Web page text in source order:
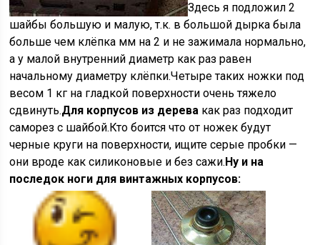
Здесь я подложил 2
шайбы большую и малую, т.к. в большой дырка была
больше чем клёпка мм на 2 и не зажимала нормально,
а у малой внутренний диаметр как раз равен
начальному диаметру клёпки.Четыре таких ножки под
весом 1 кг на гладкой поверхности очень тяжело
сдвинуть.Для корпусов из дерева как раз подходит
саморез с шайбой.Кто боится что от ножек будут
черные круги на поверхности, ищите серые пробки —
они вроде как силиконовые и без сажи.Ну и на
последок ноги для винтажных корпусов: